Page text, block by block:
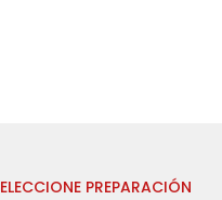
PREPARACIÓN